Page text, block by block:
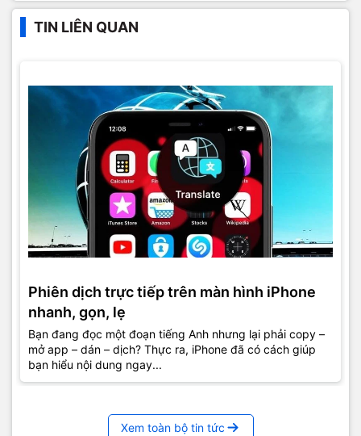
TIN LIÊN QUAN
Phiên dịch trực tiếp trên màn hình iPhone
nhanh, gọn, lẹ
Bạn đang đọc một đoạn tiếng Anh nhưng lại phải copy –
mở app – dán – dịch? Thực ra, iPhone đã có cách giúp
bạn hiểu nội dung ngay...
Xem toàn bộ tin tức